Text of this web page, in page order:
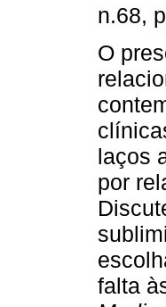
n.68,
O
laços
por
falta